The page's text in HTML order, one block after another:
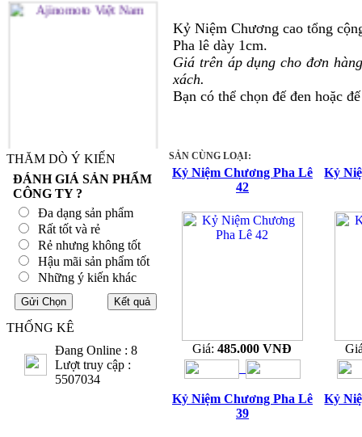
THĂM DÒ Ý KIẾN
ĐÁNH GIÁ SẢN PHẨM
CÔNG TY ?
Đa dạng sản phẩm
Rất tốt và rẻ
Rẻ nhưng không tốt
Hậu mãi sản phẩm tốt
Những ý kiến khác
THỐNG KÊ
Đang Online : 8
Lượt truy cập :
5507034
Kỷ Niệm Chương cao tổng
Pha lê dày 1cm.
Giá trên áp dụng cho đơn
xách.
Bạn có thể chọn đế đen hoặc
SẢN CÙNG LOẠI:
Kỷ Niệm Chương Pha Lê
42
Giá:485.000 VNĐ
Kỷ
Kỷ Niệm Chương Pha Lê
39
Kỷ